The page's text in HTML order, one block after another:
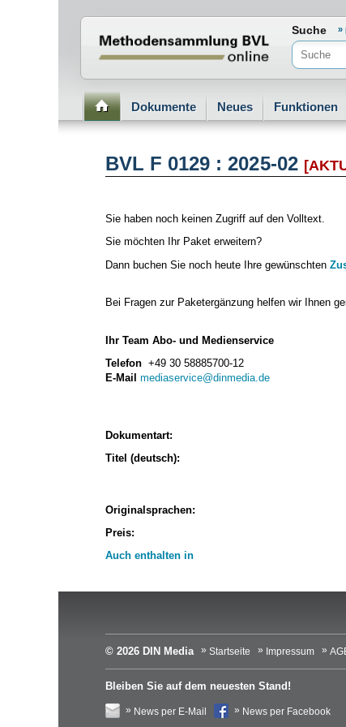
Normenportal Suche
Dokumente Neues Funktionen
BVL F 0129 : 2025-02
Sie haben noch keinen Zugriff auf den Volltext.
Sie möchten Ihr Paket erweitern?
Dann buchen Sie noch heute Ihre gewünschten
Bei Fragen zur Paketergänzung helfen wir Ihnen
Ihr Team Abo- und Medienservice
Telefon +49 30 58885700-12
E-Mail mediaservice@dinmedia.de
Dokumentart:
Titel (deutsch):
Originalsprachen:
Preis:
Auch enthalten in
© 2026 DIN Media Startseite Impressum
Bleiben Sie auf dem neuesten Stand!
News per E-Mail News per Facebook